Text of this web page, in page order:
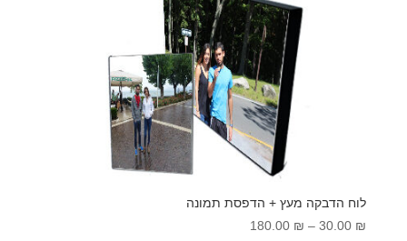
⁦69.00 ₪⁩
לוח הדבקה מעץ + הדפסת תמונה
30.00 ₪
–
180.00 ₪
טווח